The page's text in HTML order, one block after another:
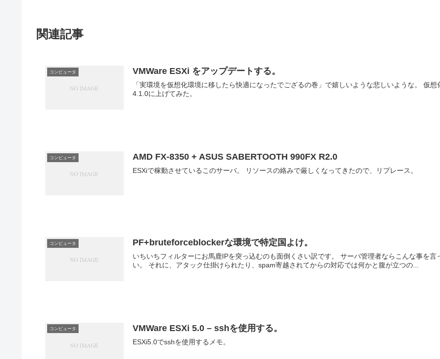
関連記事
コンピュータ VMWare ESXi をアップデートする。
「実環境を仮想化環境に移したら快適になったでござるの巻」で嬉しいような悲しいような。 仮想化環境で使用していたESXiは4.0.0だったが、折角なので
4.1.0に上げてみた。
コンピュータ AMD FX-8350 + ASUS SABERTOOTH 990FX R2.0
ESXiで稼動させているこのサーバ。 リソースの絡みで厳しくなってきたので、リプレース。
コンピュータ PF+bruteforceblockerな環境で特定国よけ。
いちいちフィルターにお馬鹿IPを突っ込むのも面倒くさい訳です。 サーバ管理者ならこんな事を言ってはいけないのでしょうが、面倒くさい物は面倒くさ
い。 それに、アタック仕掛けられたり、spam寄越されてからの対応では何かと腹が立つの...
コンピュータ VMWare ESXi 5.0 – sshを使用する。
ESXi5.0でsshを使用するメモ。